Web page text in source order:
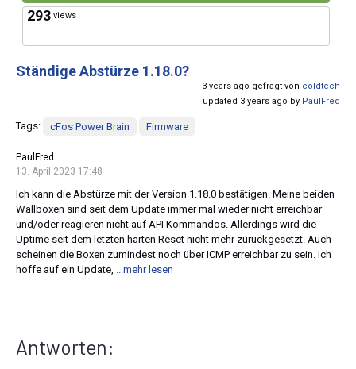
293 views
Ständige Abstürze 1.18.0?
3 years ago gefragt von coldtech
updated 3 years ago by PaulFred
Tags: cFos Power Brain Firmware
PaulFred
13. April 2023 17:48
Ich kann die Abstürze mit der Version 1.18.0 bestätigen. Meine beiden
Wallboxen sind seit dem Update immer mal wieder nicht erreichbar
und/oder reagieren nicht auf API Kommandos. Allerdings wird die
Uptime seit dem letzten harten Reset nicht mehr zurückgesetzt. Auch
scheinen die Boxen zumindest noch über ICMP erreichbar zu sein. Ich
hoffe auf ein Update,
...mehr lesen
Antworten: